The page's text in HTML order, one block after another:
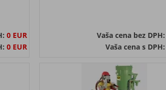
0 EUR
0 EUR
Vaša cena bez DPH:
Vaša cena s DPH: